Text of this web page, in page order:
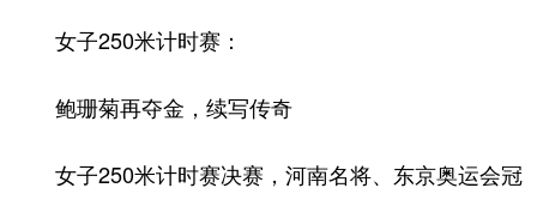
女子250米计时赛：
鲍珊菊再夺金，续写传奇
女子250米计时赛决赛，河南名将、东京奥运会冠